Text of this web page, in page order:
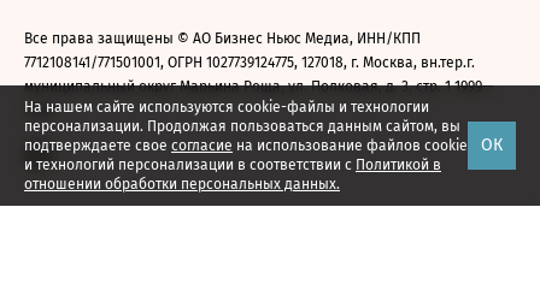
На нашем сайте используются cookie-файлы и технологии
персонализации. Продолжая пользоваться данным сайтом, вы
подтверждаете свое согласие на использование файлов cookie
и технологий персонализации в соответствии с Политикой в
отношении обработки персональных данных.
ОК
Все права защищены © АО Бизнес Ньюс Медиа, ИНН/КПП
7712108141/771501001, ОГРН 1027739124775, 127018, г. Москва, вн.тер.г.
муниципальный округ Марьина Роща, ул. Полковая, д. 3, стр. 1 1999—
2026